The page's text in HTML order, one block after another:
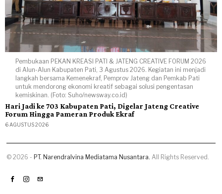
Pembukaan PEKAN KREASI PATI & JATENG CREATIVE FORUM 2026
di Alun-Alun Kabupaten Pati, 3 Agustus 2026. Kegiatan ini menjadi
langkah bersama Kemenekraf, Pemprov Jateng dan Pemkab Pati
untuk mendorong ekonomi kreatif sebagai solusi pengentasan
kemiskinan. (Foto: Suho/newsway.co.id)
Hari Jadi ke 703 Kabupaten Pati, Digelar Jateng Creative
Forum Hingga Pameran Produk Ekraf
6 AGUSTUS 2026
©2026 - PT. Narendralvina Mediatama Nusantara. All Rights Reserved.